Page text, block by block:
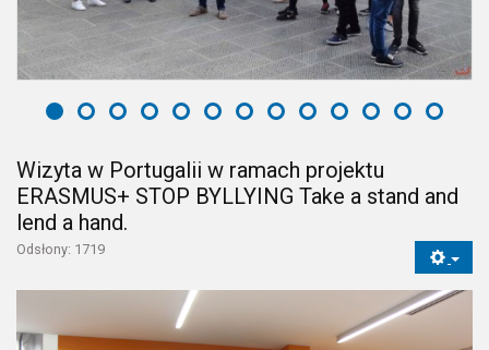
Wizyta w Portugalii w ramach projektu
ERASMUS+ STOP BYLLYING Take a stand and
lend a hand.
Odsłony: 1719